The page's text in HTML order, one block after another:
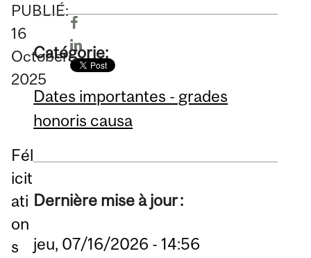
PUBLIÉ:
16
October
2025
Fél
icit
ati
on
s
Catégorie:
Dates importantes - grades
honoris causa
Dernière mise à jour :
jeu, 07/16/2026 - 14:56